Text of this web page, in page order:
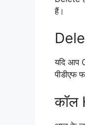
हैं।
यदि आप
पीडीएफ
कॉल